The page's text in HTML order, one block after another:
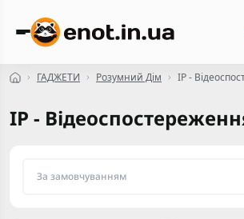
ГАДЖЕТИ Розумний Дім IP -
IP -